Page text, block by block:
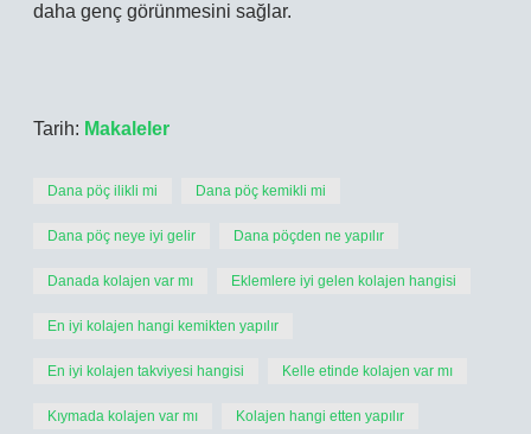
daha genç görünmesini sağlar.
Tarih: Makaleler
Dana pöç ilikli mi Dana pöç kemikli mi
Dana pöç neye iyi gelir Dana pöçden ne yapılır
Danada kolajen var mı Eklemlere iyi gelen kolajen hangisi
En iyi kolajen hangi kemikten yapılır
En iyi kolajen takviyesi hangisi Kelle etinde kolajen var mı
Kıymada kolajen var mı Kolajen hangi etten yapılır